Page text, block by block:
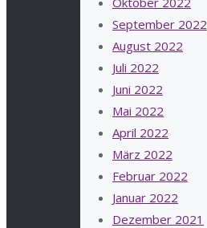
September 2022
August 2022
Juli 2022
Juni 2022
Mai 2022
April 2022
März 2022
Februar 2022
Januar 2022
Dezember 2021